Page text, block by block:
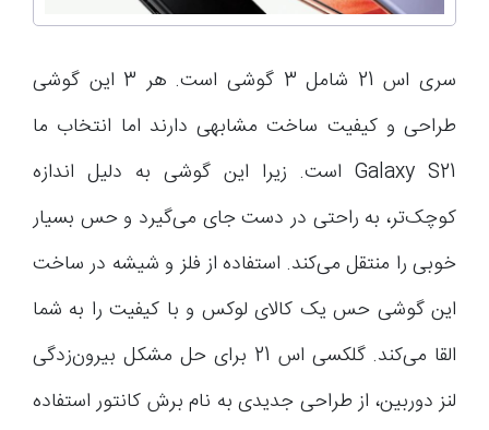
سری اس 21 شامل 3 گوشی است. هر 3 این گوشی
طراحی و کیفیت ساخت مشابهی دارند اما انتخاب ما
Galaxy S21 است. زیرا این گوشی به دلیل اندازه
کوچک‌تر، به راحتی در دست جای می‌گیرد و حس بسیار
خوبی را منتقل می‌کند. استفاده از فلز و شیشه در ساخت
این گوشی حس یک کالای لوکس و با کیفیت را به شما
القا می‌کند. گلکسی اس 21 برای حل مشکل بیرون‌زدگی
لنز دوربین، از طراحی جدیدی به نام برش کانتور استفاده